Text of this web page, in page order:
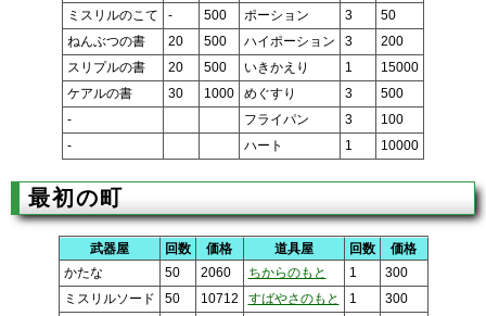
ミスリルのこて - 500 ポーション 3
50
ねんぶつの書
20 500 ハイポーション 3
200
スリプルの書
20 500 いきかえり 1
15000
ケアルの書
30 1000 めぐすり 3
500
-
フライパン 3
100
-
ハート 1 10000
最初の町
武器屋 回数 価格 道具屋 回数
価格
かたな
50 2060 ちからのもと 1
300
ミスリルソード
50 10712 すばやさのもと 1
300